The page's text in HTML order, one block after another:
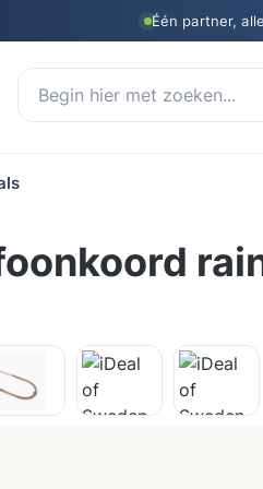
Één partner,